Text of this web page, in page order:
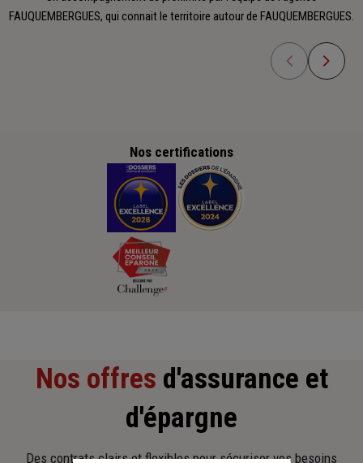
FAUQUEMBERGUES, qui connait le territoire autour de FAUQUEMBERGUES.
Nos certifications
Nos offres d'assurance et
d'épargne
Des contrats clairs et flexibles pour sécuriser vos besoins